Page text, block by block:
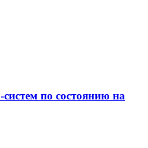
по состоянию на